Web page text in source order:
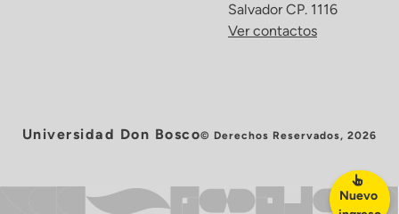
Nuevo
Salvador CP. 1116
Ver contactos
Universidad Don Bosco© Derechos Reservados, 2026